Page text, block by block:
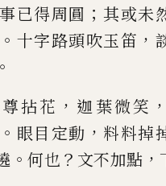
已得周圓 ； 其或未
。 十字路頭吹玉笛 ，
。
拈花 ， 迦葉微笑
。 眼目 定動 ， 料料掉
。 何也 ？ 文不加點 ，